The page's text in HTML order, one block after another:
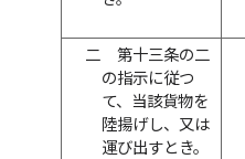
二
第十三条の二
の指示に従つ
て、当該貨物を
陸揚げし、又は
運び出すとき。